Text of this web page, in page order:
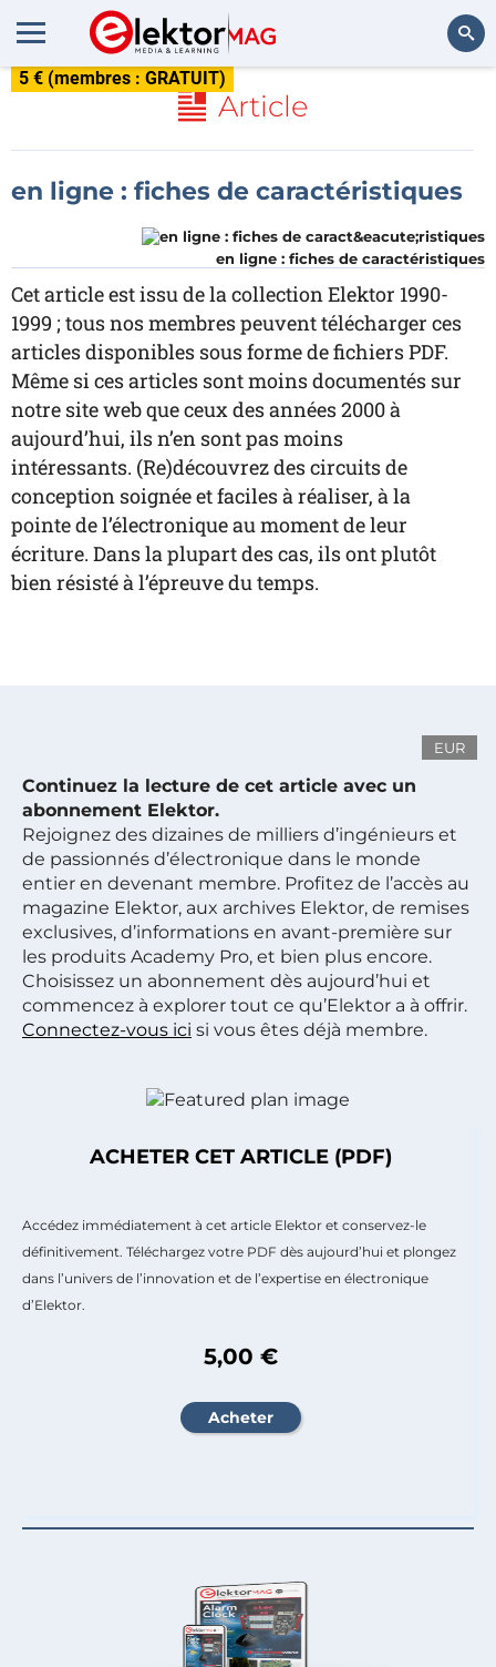
5 € (membres : GRATUIT)
Article
en ligne : fiches de caractéristiques
en ligne : fiches de caractéristiques
Cet article est issu de la collection Elektor 1990-
1999 ; tous nos membres peuvent télécharger ces
articles disponibles sous forme de fichiers PDF.
Même si ces articles sont moins documentés sur
notre site web que ceux des années 2000 à
aujourd’hui, ils n’en sont pas moins
intéressants. (Re)découvrez des circuits de
conception soignée et faciles à réaliser, à la
pointe de l’électronique au moment de leur
écriture. Dans la plupart des cas, ils ont plutôt
bien résisté à l’épreuve du temps.
EUR
Continuez la lecture de cet article avec un
abonnement Elektor.
Rejoignez des dizaines de milliers d’ingénieurs et
de passionnés d’électronique dans le monde
entier en devenant membre. Profitez de l’accès au
magazine Elektor, aux archives Elektor, de remises
exclusives, d’informations en avant-première sur
les produits Academy Pro, et bien plus encore.
Choisissez un abonnement dès aujourd’hui et
commencez à explorer tout ce qu’Elektor a à offrir.
Connectez-vous ici si vous êtes déjà membre.
ACHETER CET ARTICLE (PDF)
Accédez immédiatement à cet article Elektor et conservez-le
définitivement. Téléchargez votre PDF dès aujourd’hui et plongez
dans l’univers de l’innovation et de l’expertise en électronique
d’Elektor.
5,00 €